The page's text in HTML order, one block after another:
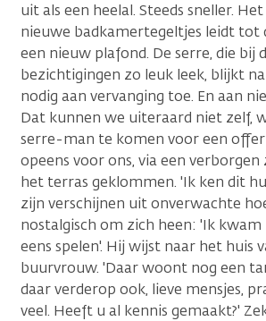
uit als een heelal. Steeds sneller.
nieuwe badkamertegeltjes leidt tot
een nieuw plafond. De serre, die bij
bezichtigingen zo leuk leek, blijkt
nodig aan vervanging toe. En aan
Dat kunnen we uiteraard niet zelf,
serre-man te komen voor een
opeens voor ons, via een
het terras geklommen. 'Ik ken dit
zijn verschijnen uit onverwachte
nostalgisch om zich heen: 'Ik kwam
eens spelen'. Hij wijst naar het huis
buurvrouw. 'Daar woont nog een
daar verderop ook, lieve mensjes,
veel. Heeft u al kennis gemaakt?'